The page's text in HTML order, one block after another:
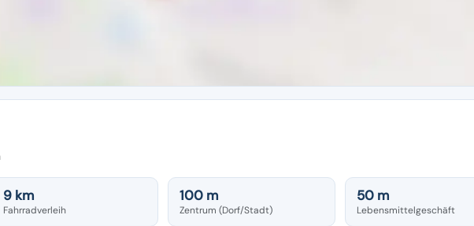
9 km
Fahrradverleih
100 m
Zentrum (Dorf/Stadt)
50 m
Lebensmittelgeschäft